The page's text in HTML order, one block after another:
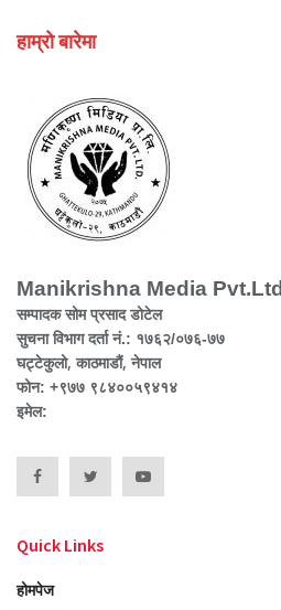
हाम्रो बारेमा
Manikrishna Media Pvt.Ltd
सम्पादक सोम प्रसाद डोटेल
सुचना विभाग दर्ता नं.: १७६२/०७६-७७
घट्टेकुलो, काठमाडौं, नेपाल
फोन: +९७७ ९८४००५९४१४
इमेल:
Quick Links
होमपेज